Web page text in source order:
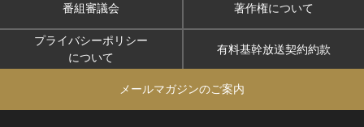
番組審議会 著作権について
プライバシーポリシー
について
有料基幹放送契約約款
メールマガジンのご案内